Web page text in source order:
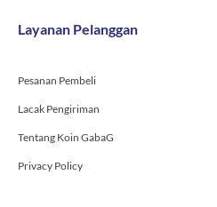
Layanan Pelanggan
Pesanan Pembeli
Lacak Pengiriman
Tentang Koin GabaG
Privacy Policy